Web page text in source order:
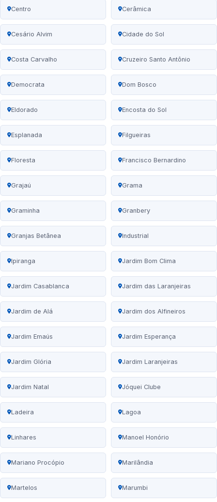
Centro Cerâmica
Cesário Alvim Cidade do Sol
Costa Carvalho Cruzeiro Santo Antônio
Democrata Dom Bosco
Eldorado Encosta do Sol
Esplanada Filgueiras
Floresta Francisco Bernardino
Grajaú Grama
Graminha Granbery
Granjas Betânea Industrial
Ipiranga Jardim Bom Clima
Jardim Casablanca Jardim das Laranjeiras
Jardim de Alá Jardim dos Alfineiros
Jardim Emaús Jardim Esperança
Jardim Glória Jardim Laranjeiras
Jardim Natal Jóquei Clube
Ladeira Lagoa
Linhares Manoel Honório
Mariano Procópio Marilândia
Martelos Marumbi